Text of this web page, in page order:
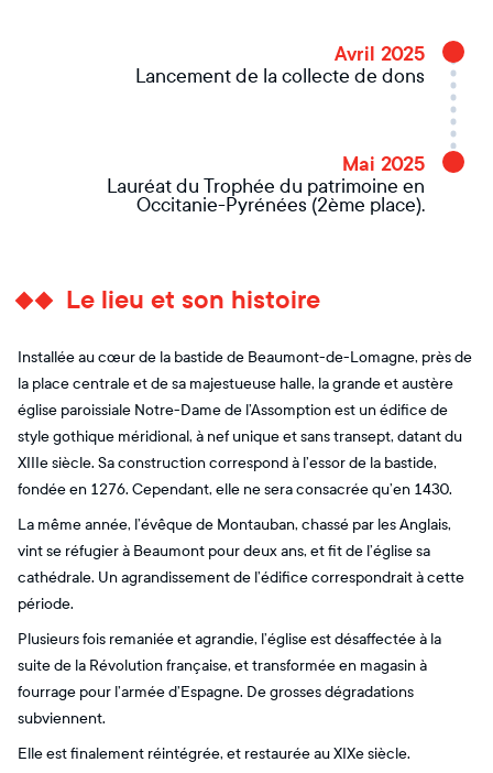
Avril 2025
Lancement de la collecte de dons
Mai 2025
Lauréat du Trophée du patrimoine en
Occitanie-Pyrénées (2ème place).
Le lieu et son histoire
Installée au cœur de la bastide de Beaumont-de-Lomagne, près de
la place centrale et de sa majestueuse halle, la grande et austère
église paroissiale Notre-Dame de l’Assomption est un édifice de
style gothique méridional, à nef unique et sans transept, datant du
XIIIe siècle. Sa construction correspond à l’essor de la bastide,
fondée en 1276. Cependant, elle ne sera consacrée qu’en 1430.
La même année, l’évêque de Montauban, chassé par les Anglais,
vint se réfugier à Beaumont pour deux ans, et fit de l’église sa
cathédrale. Un agrandissement de l’édifice correspondrait à cette
période.
Plusieurs fois remaniée et agrandie, l’église est désaffectée à la
suite de la Révolution française, et transformée en magasin à
fourrage pour l’armée d’Espagne. De grosses dégradations
subviennent.
Elle est finalement réintégrée, et restaurée au XIXe siècle.